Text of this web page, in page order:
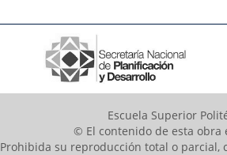
Escuela Superior
© El contenido de esta obra
Prohibida su reproducción total o